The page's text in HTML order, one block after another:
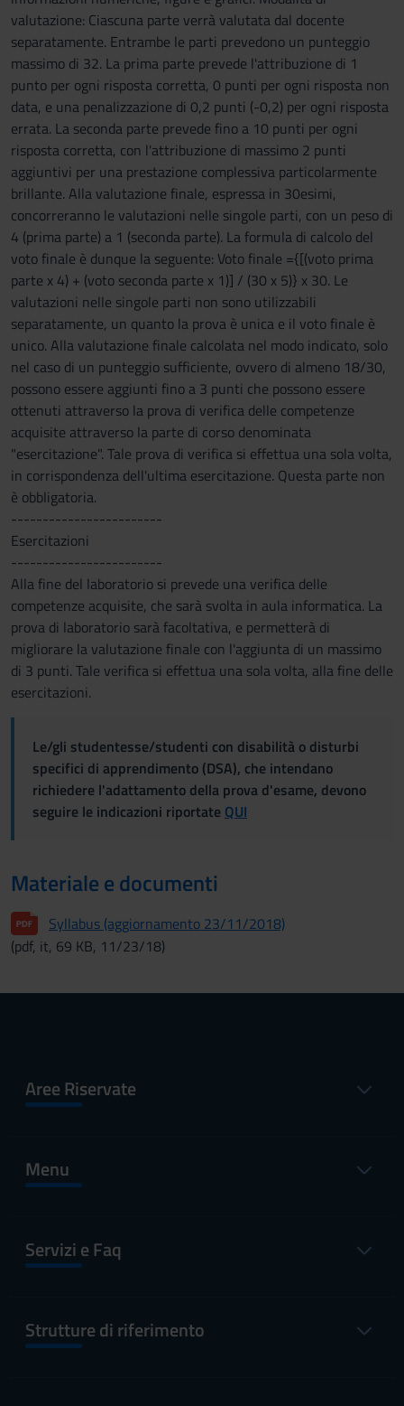
valutazione: Ciascuna parte verrà valutata dal docente
separatamente. Entrambe le parti prevedono un punteggio
massimo di 32. La prima parte prevede l'attribuzione di 1
punto per ogni risposta corretta, 0 punti per ogni risposta non
data, e una penalizzazione di 0,2 punti (-0,2) per ogni risposta
errata. La seconda parte prevede fino a 10 punti per ogni
risposta corretta, con l'attribuzione di massimo 2 punti
aggiuntivi per una prestazione complessiva particolarmente
brillante. Alla valutazione finale, espressa in 30esimi,
concorreranno le valutazioni nelle singole parti, con un peso di
4 (prima parte) a 1 (seconda parte). La formula di calcolo del
voto finale è dunque la seguente: Voto finale ={[(voto prima
parte x 4) + (voto seconda parte x 1)] / (30 x 5)} x 30. Le
valutazioni nelle singole parti non sono utilizzabili
separatamente, un quanto la prova è unica e il voto finale è
unico. Alla valutazione finale calcolata nel modo indicato, solo
nel caso di un punteggio sufficiente, ovvero di almeno 18/30,
possono essere aggiunti fino a 3 punti che possono essere
ottenuti attraverso la prova di verifica delle competenze
acquisite attraverso la parte di corso denominata
"esercitazione". Tale prova di verifica si effettua una sola volta,
in corrispondenza dell'ultima esercitazione. Questa parte non
è obbligatoria.
------------------------
Esercitazioni
------------------------
Alla fine del laboratorio si prevede una verifica delle
competenze acquisite, che sarà svolta in aula informatica. La
prova di laboratorio sarà facoltativa, e permetterà di
migliorare la valutazione finale con l'aggiunta di un massimo
di 3 punti. Tale verifica si effettua una sola volta, alla fine delle
esercitazioni.
Le/gli studentesse/studenti con disabilità o disturbi
specifici di apprendimento (DSA), che intendano
richiedere l'adattamento della prova d'esame, devono
seguire le indicazioni riportate QUI
Materiale e documenti
Syllabus (aggiornamento 23/11/2018)
(pdf, it, 69 KB, 11/23/18)
Aree Riservate
Menu
Servizi e Faq
Strutture di riferimento